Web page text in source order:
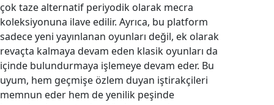
çok taze alternatif periyodik olarak mecra
koleksiyonuna ilave edilir. Ayrıca, bu platform
sadece yeni yayınlanan oyunları değil, ek olarak
revaçta kalmaya devam eden klasik oyunları da
içinde bulundurmaya işlemeye devam eder. Bu
uyum, hem geçmişe özlem duyan iştirakçileri
memnun eder hem de yenilik peşinde